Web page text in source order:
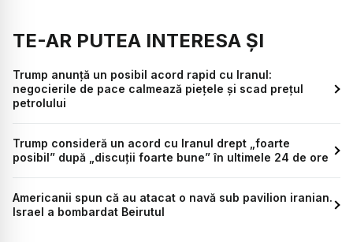
TE-AR PUTEA INTERESA ȘI
Trump anunță un posibil acord rapid cu Iranul:
negocierile de pace calmează piețele și scad prețul
petrolului
Trump consideră un acord cu Iranul drept „foarte
posibil” după „discuții foarte bune” în ultimele 24 de ore
Americanii spun că au atacat o navă sub pavilion iranian.
Israel a bombardat Beirutul